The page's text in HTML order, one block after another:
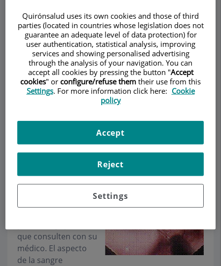
Descripció ServeisEquip ContacteDades d'interès
Horari
Demanar Cita
Sangre en las heces
sangre en las heces
es uno de los
que consulten con su
médico. El aspecto
de la sangre
Quirónsalud uses its own cookies and those of third
parties (located in countries whose legislation does not
guarantee an adequate level of data protection) for
user authentication, statistical analysis, improving
services and showing personalised advertising
through the analysis of your navigation. You can
accept all cookies by pressing the button "Accept
cookies" or configure/refuse them their use from this
Settings. For more information click here: Cookie
policy
Settings
Reject
Accept